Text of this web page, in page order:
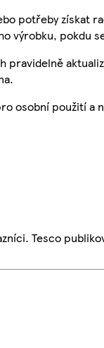
potřeby získat
výrobku, pokdu
osobní použití
Tesco